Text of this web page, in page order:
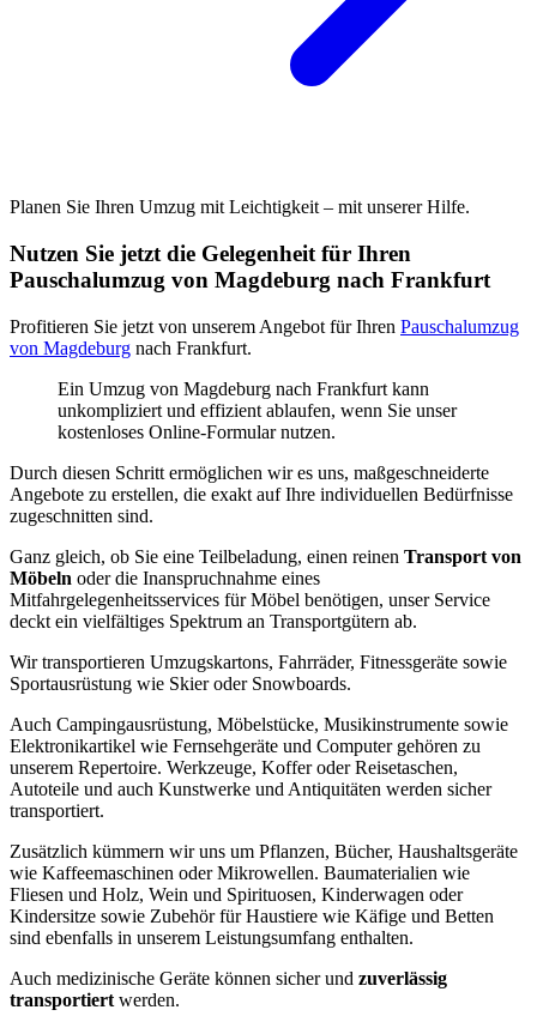
Planen Sie Ihren Umzug mit Leichtigkeit – mit unserer Hilfe.
Nutzen Sie jetzt die Gelegenheit für Ihren
Pauschalumzug von Magdeburg nach Frankfurt
Profitieren Sie jetzt von unserem Angebot für Ihren Pauschalumzug
von Magdeburg nach Frankfurt.
Ein Umzug von Magdeburg nach Frankfurt kann
unkompliziert und effizient ablaufen, wenn Sie unser
kostenloses Online-Formular nutzen.
Durch diesen Schritt ermöglichen wir es uns, maßgeschneiderte
Angebote zu erstellen, die exakt auf Ihre individuellen Bedürfnisse
zugeschnitten sind.
Ganz gleich, ob Sie eine Teilbeladung, einen reinen Transport von
Möbeln oder die Inanspruchnahme eines
Mitfahrgelegenheitsservices für Möbel benötigen, unser Service
deckt ein vielfältiges Spektrum an Transportgütern ab.
Wir transportieren Umzugskartons, Fahrräder, Fitnessgeräte sowie
Sportausrüstung wie Skier oder Snowboards.
Auch Campingausrüstung, Möbelstücke, Musikinstrumente sowie
Elektronikartikel wie Fernsehgeräte und Computer gehören zu
unserem Repertoire. Werkzeuge, Koffer oder Reisetaschen,
Autoteile und auch Kunstwerke und Antiquitäten werden sicher
transportiert.
Zusätzlich kümmern wir uns um Pflanzen, Bücher, Haushaltsgeräte
wie Kaffeemaschinen oder Mikrowellen. Baumaterialien wie
Fliesen und Holz, Wein und Spirituosen, Kinderwagen oder
Kindersitze sowie Zubehör für Haustiere wie Käfige und Betten
sind ebenfalls in unserem Leistungsumfang enthalten.
Auch medizinische Geräte können sicher und zuverlässig
transportiert werden.